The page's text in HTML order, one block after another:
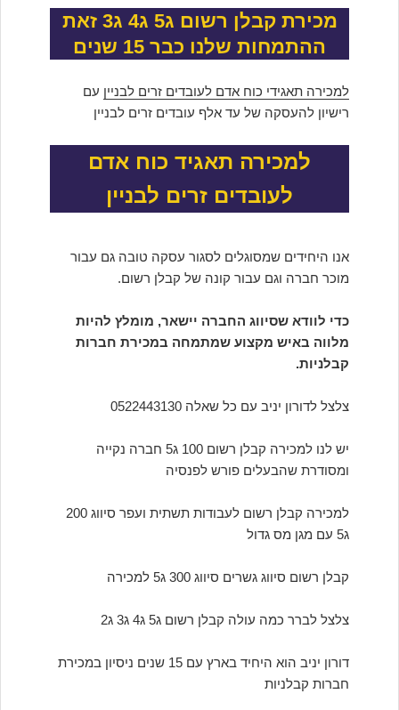
מכירת קבלן רשום ג5 ג4 ג3 זאת
ההתמחות שלנו כבר 15 שנים
למכירה תאגידי כוח אדם לעובדים זרים לבניין עם
רישיון להעסקה של עד אלף עובדים זרים לבניין
למכירה תאגיד כוח אדם
לעובדים זרים לבניין
אנו היחידים שמסוגלים לסגור עסקה טובה גם עבור
מוכר חברה וגם עבור קונה של קבלן רשום.
כדי לוודא שסיווג החברה יישאר, מומלץ להיות
מלווה באיש מקצוע שמתמחה במכירת חברות
קבלניות.
צלצל לדורון יניב עם כל שאלה 0522443130
יש לנו למכירה קבלן רשום 100 ג5 חברה נקייה
ומסודרת שהבעלים פורש לפנסיה
למכירה קבלן רשום לעבודות תשתית ועפר סיווג 200
ג5 עם מגן מס גדול
קבלן רשום סיווג גשרים סיווג 300 ג5 למכירה
צלצל לברר כמה עולה קבלן רשום ג5 ג4 ג3 ג2
דורון יניב הוא היחיד בארץ עם 15 שנים ניסיון במכירת
חברות קבלניות